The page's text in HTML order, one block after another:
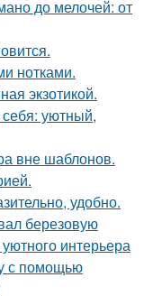
до мелочей: от
нотками.
экзотикой.
себя: уютный,
вне шаблонов.
удобно.
березовую
интерьера
с помощью